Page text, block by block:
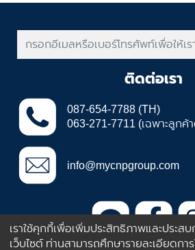
ติดต่อเรา
087-654-7788 (TH)
063-271-7711 (เฉพาะลูกค้
info@mycnpgroup.com
เราใช้คุกกี้เพื่อเพิ่มประสิทธิภาพและประส
เว็บไซต์ ท่านสามารถศึกษารายละเอียดกา